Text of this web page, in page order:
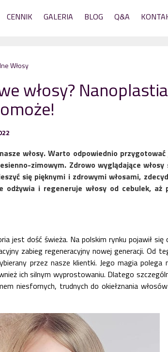
CENNIK GALERIA BLOG Q&A
Włosy
włosy? Nanoplastia
włosy. Warto odpowiednio
zimowym. Zdrowo wyglądające włosy
się pięknymi i zdrowymi włosami,
odżywia i regeneruje włosy od cebulek, aż
jest dość świeża. Na polskim rynku pojawił się
zabieg regeneracyjny nowej generacji. Od
przez nasze klientki. Jego magia polega
ich silnym wyprostowaniu. Dlatego
niesfornych, trudnych do okiełznania